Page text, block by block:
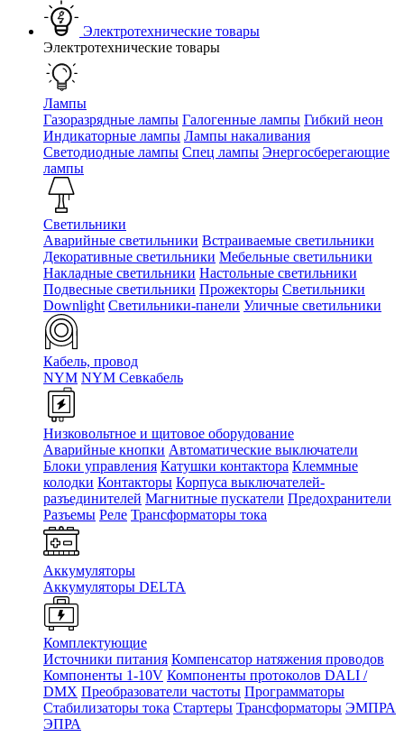
Электротехнические товары
Электротехнические товары
Лампы
Газоразрядные лампы Галогенные лампы Гибкий неон
Индикаторные лампы Лампы накаливания
Светодиодные лампы Спец лампы Энергосберегающие
лампы
Светильники
Аварийные светильники Встраиваемые светильники
Декоративные светильники Мебельные светильники
Накладные светильники Настольные светильники
Подвесные светильники Прожекторы Светильники
Downlight Светильники-панели Уличные светильники
Кабель, провод
NYM NYM Севкабель
Низковольтное и щитовое оборудование
Аварийные кнопки Автоматические выключатели
Блоки управления Катушки контактора Клеммные
колодки Контакторы Корпуса выключателей-
разъединителей Магнитные пускатели Предохранители
Разъемы Реле Трансформаторы тока
Аккумуляторы
Аккумуляторы DELTA
Комплектующие
Источники питания Компенсатор натяжения проводов
Компоненты 1-10V Компоненты протоколов DALI /
DMX Преобразователи частоты Программаторы
Стабилизаторы тока Стартеры Трансформаторы ЭМПРА
ЭПРА